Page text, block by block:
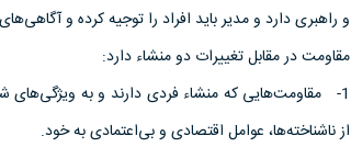
و راهبری دارد و مدیر باید افراد را توجیه کرده و
مقاومت در مقابل تغییرات دو منشاء دارد:
1- مقاومت‌هایی که منشاء فردی دارند و به ویژگی‌های
از ناشناخته‌ها، عوامل اقتصادی و بی‌اعتمادی به خود.